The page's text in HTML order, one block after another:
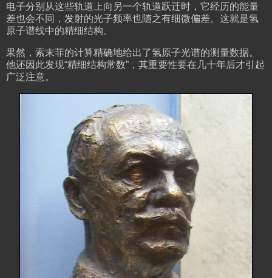
电子分别从这些轨道上向另一个轨道跃迁时，它经历的能量
差也会不同，发射的光子频率也随之有细微偏差。这就是氢
原子谱线中的精细结构。
果然，索末菲的计算精确地给出了氢原子光谱的测量数据。
他还因此发现“精细结构常数”，其重要性要在几十年后才引起
广泛注意。